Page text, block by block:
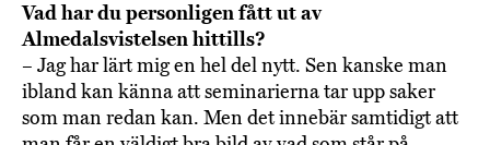
Vad har du personligen fått ut av
Almedalsvistelsen hittills?
– Jag har lärt mig en hel del nytt. Sen kanske man
ibland kan känna att seminarierna tar upp saker
som man redan kan. Men det innebär samtidigt att